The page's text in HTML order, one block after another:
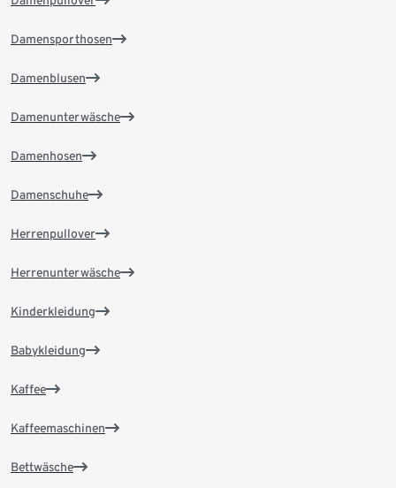
Damensporthosen
Damenblusen
Damenunterwäsche
Damenhosen
Damenschuhe
Herrenpullover
Herrenunterwäsche
Kinderkleidung
Babykleidung
Kaffee
Kaffeemaschinen
Bettwäsche